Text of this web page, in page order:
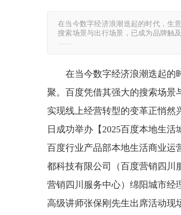
在当今数字经济浪潮迭起的时代，生
搜索场景与出行场景，已成为品牌触
……
在当今数字经济浪潮迭起的
聚。百度凭借其强大的搜索场景
实现线上经营转型的变革正悄然
日成功举办【2025百度本地生
百度行业产品部本地生活商业运
都科技有限公司（百度营销四川
营销四川服务中心）绵阳城市经
高级讲师张保刚先生出席活动